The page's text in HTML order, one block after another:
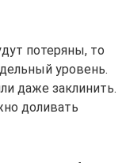
потеряны, то
уровень.
даже заклинить.
доливать